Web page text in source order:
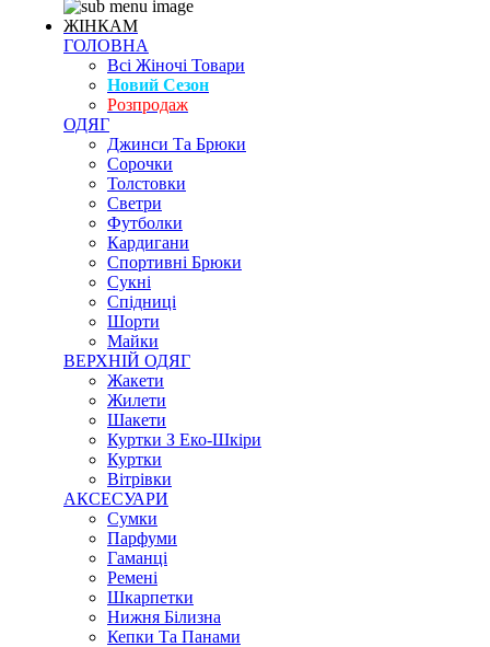
ЖІНКАМ
ГОЛОВНА
Всі Жіночі Товари
Новий Сезон
Розпродаж
ОДЯГ
Джинси Та Брюки
Сорочки
Толстовки
Светри
Футболки
Кардигани
Спортивні Брюки
Сукні
Спідниці
Шорти
Майки
ВЕРХНІЙ ОДЯГ
Жакети
Жилети
Шакети
Куртки З Еко-Шкіри
Куртки
Вітрівки
АКСЕСУАРИ
Сумки
Парфуми
Гаманці
Ремені
Шкарпетки
Нижня Білизна
Кепки Та Панами